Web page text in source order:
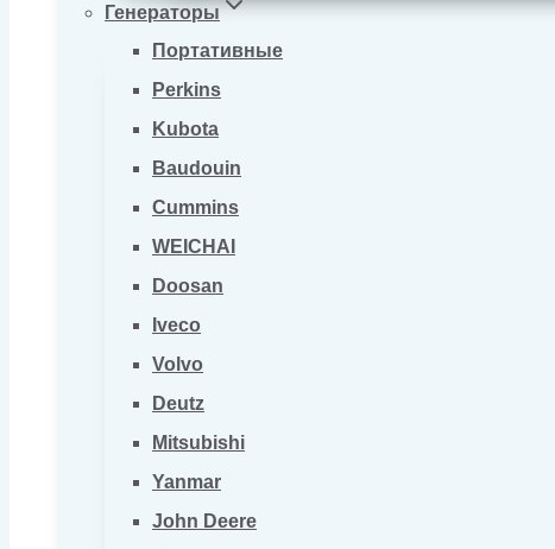
Генераторы
Портативные
Perkins
Kubota
Baudouin
Cummins
WEICHAI
Doosan
Iveco
Volvo
Deutz
Mitsubishi
Yanmar
John Deere